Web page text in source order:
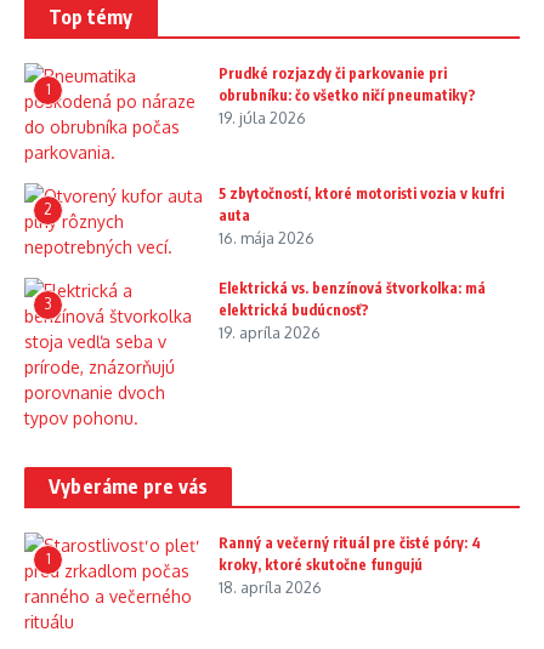
Top témy
1
Prudké rozjazdy či parkovanie pri
obrubníku: čo všetko ničí pneumatiky?
19. júla 2026
2
5 zbytočností, ktoré motoristi vozia v kufri
auta
16. mája 2026
3
Elektrická vs. benzínová štvorkolka: má
elektrická budúcnosť?
19. apríla 2026
Vyberáme pre vás
1
Ranný a večerný rituál pre čisté póry: 4
kroky, ktoré skutočne fungujú
18. apríla 2026